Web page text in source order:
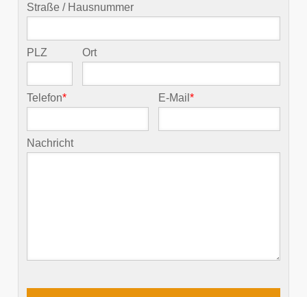
Straße / Hausnummer
PLZ Ort
Telefon* E-Mail*
Nachricht